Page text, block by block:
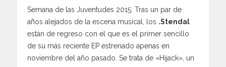
Semana de las Juventudes 2015. Tras un par de
años alejados de la escena musical, los .Stendal
están de regreso con el que es el primer sencillo
de su más reciente EP estrenado apenas en
noviembre del año pasado. Se trata de «Hijack», un